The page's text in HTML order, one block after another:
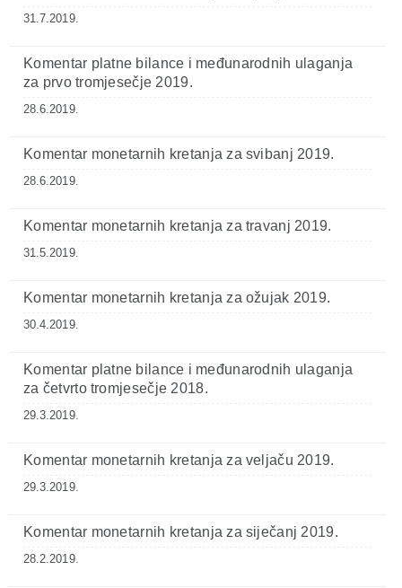
31.7.2019.
Komentar platne bilance i međunarodnih ulaganja
za prvo tromjesečje 2019.
28.6.2019.
Komentar monetarnih kretanja za svibanj 2019.
28.6.2019.
Komentar monetarnih kretanja za travanj 2019.
31.5.2019.
Komentar monetarnih kretanja za ožujak 2019.
30.4.2019.
Komentar platne bilance i međunarodnih ulaganja
za četvrto tromjesečje 2018.
29.3.2019.
Komentar monetarnih kretanja za veljaču 2019.
29.3.2019.
Komentar monetarnih kretanja za siječanj 2019.
28.2.2019.